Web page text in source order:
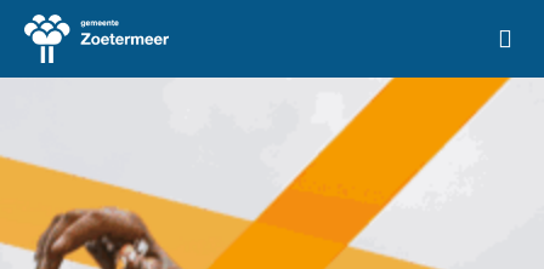
Ga naar de homepage van Vrije Tijd Zoetermeer